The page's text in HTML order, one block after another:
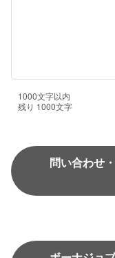
1000文字以内
残り 1000文字
問い合わせ